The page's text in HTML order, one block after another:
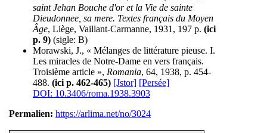
saint Jehan Bouche d'or et la Vie de sainte
Dieudonnee, sa mere. Textes français du Moyen
Âge, Liège, Vaillant-Carmanne, 1931, 197 p. (ici
p. 9) (sigle: B)
Morawski, J., « Mélanges de littérature pieuse. I.
Les miracles de Notre-Dame en vers français.
Troisième article », Romania, 64, 1938, p. 454-
488. (ici p. 462-465) [Jstor] [Persée]
DOI: 10.3406/roma.1938.3903
Permalien: https://arlima.net/no/3024